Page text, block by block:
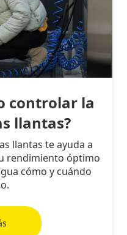
controlar la
llantas?
llantas te ayuda a
rendimiento óptimo
cómo y cuándo